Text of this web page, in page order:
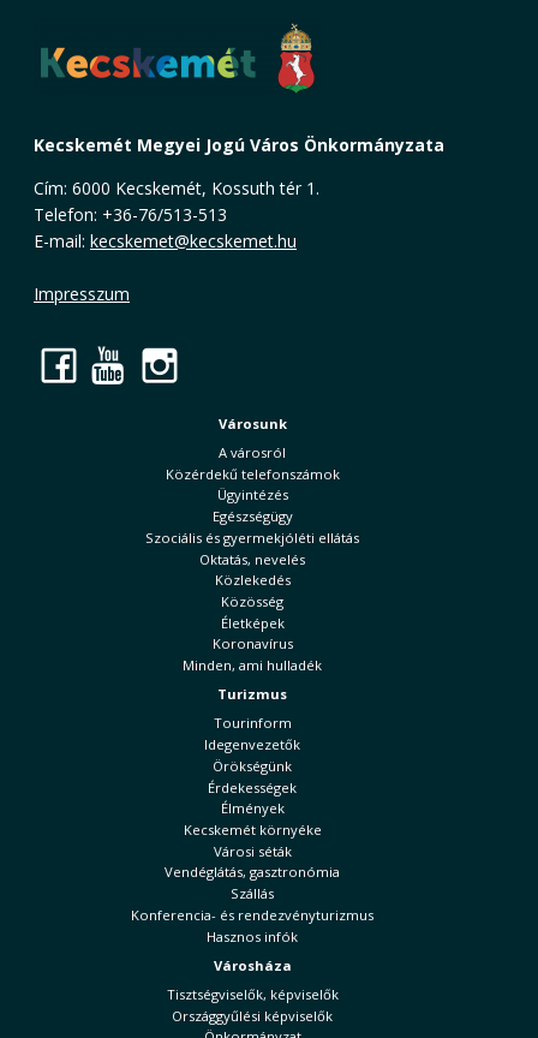
Kecskemét Megyei Jogú Város Önkormányzata
Cím: 6000 Kecskemét, Kossuth tér 1.
Telefon: +36-76/513-513
E-mail: kecskemet@kecskemet.hu
Impresszum
Facebook
YouTube
Városunk
A városról
Közérdekű telefonszámok
Ügyintézés
Egészségügy
Szociális és gyermekjóléti ellátás
Oktatás, nevelés
Közlekedés
Közösség
Életképek
Koronavírus
Minden, ami hulladék
Turizmus
Tourinform
Idegenvezetők
Örökségünk
Érdekességek
Élmények
Kecskemét környéke
Városi séták
Vendéglátás, gasztronómia
Szállás
Konferencia- és rendezvényturizmus
Hasznos infók
Városháza
Tisztségviselők, képviselők
Országgyűlési képviselők